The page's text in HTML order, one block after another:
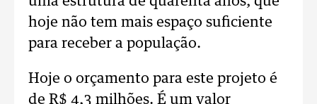
hoje não tem mais espaço suficiente
para receber a população.
Hoje o orçamento para este projeto é
de R$ 4,3 milhões. É um valor